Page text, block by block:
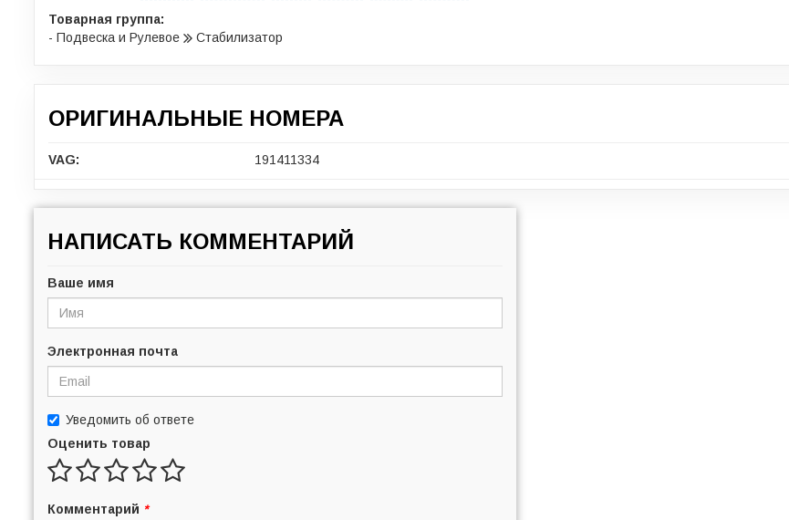
Товарная группа:
- Подвеска и Рулевое
Стабилизатор
ОРИГИНАЛЬНЫЕ НОМЕРА
VAG: 191411334
НАПИСАТЬ КОММЕНТАРИЙ
Ваше имя
Электронная почта
Уведомить об ответе
Оценить товар
Комментарий *